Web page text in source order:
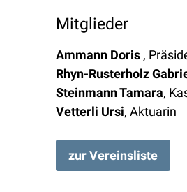
Mitglieder
Ammann Doris ,
Rhyn-Rusterholz
Steinmann Tamara,
Vetterli Ursi, Aktuarin
zur Vereinsliste